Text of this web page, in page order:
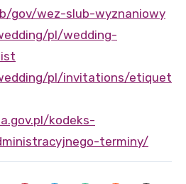
gov/wez-slub-wyznaniowy
pl/wedding-
pl/invitations/
kodeks-
terminy/